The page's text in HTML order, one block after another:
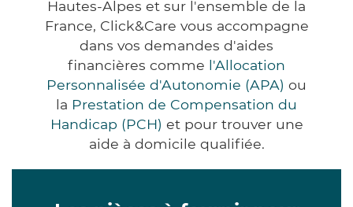
Hautes-Alpes et sur l'ensemble de la
France, Click&Care vous accompagne
dans vos demandes d'aides
financières comme l'Allocation
Personnalisée d'Autonomie (APA) ou
la Prestation de Compensation du
Handicap (PCH) et pour trouver une
aide à domicile qualifiée.